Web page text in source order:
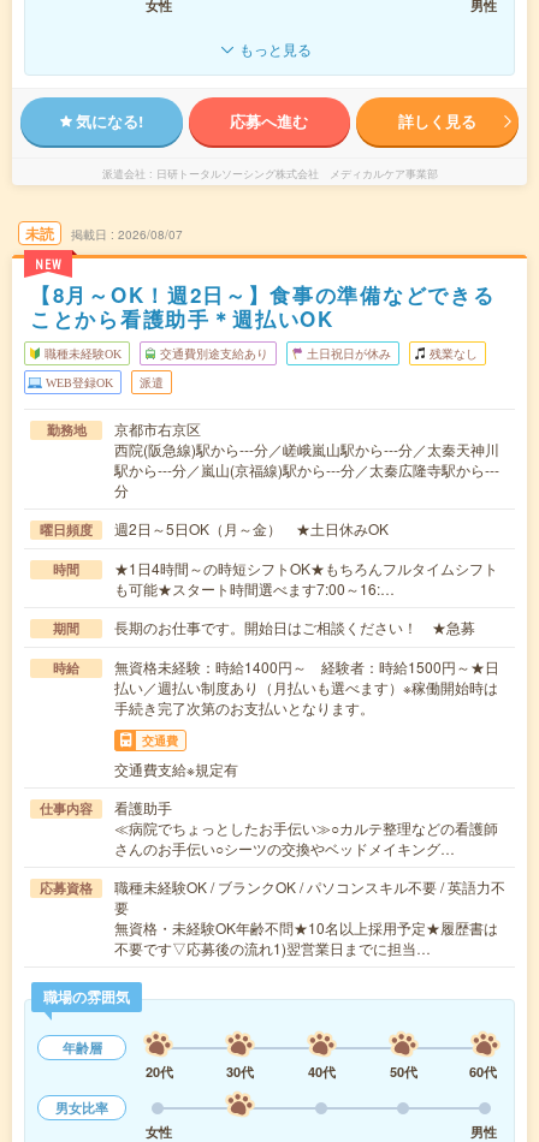
女性 男性
もっと見る
気になる! 応募へ進む 詳しく見る
派遣会社 日研トータルソーシング株式会社 メディカルケア事業部
未読
NEW
掲載日 2026/08/07
【8月～OK！週2日～】食事の準備などできる
ことから看護助手＊週払いOK
職種未経験OK 交通費別途支給あり 土日祝日が休み 残業なし
WEB登録OK 派遣
勤務地
京都市右京区
西院(阪急線)駅から---分／嵯峨嵐山駅から---分／太秦天神川
駅から---分／嵐山(京福線)駅から---分／太秦広隆寺駅から---
分
曜日頻度 週2日～5日OK（月～金） ★土日休みOK
時間
★1日4時間～の時短シフトOK★もちろんフルタイムシフト
も可能★スタート時間選べます7:00～16:…
期間 長期のお仕事です。開始日はご相談ください！ ★急募
時給
無資格未経験：時給1400円～ 経験者：時給1500円～★日
払い／週払い制度あり（月払いも選べます）※稼働開始時は
手続き完了次第のお支払いとなります。
交通費
交通費支給※規定有
仕事内容
看護助手
≪病院でちょっとしたお手伝い≫○カルテ整理などの看護師
さんのお手伝い○シーツの交換やベッドメイキング…
応募資格
職種未経験OK / ブランクOK / パソコンスキル不要 / 英語力不
要
無資格・未経験OK年齢不問★10名以上採用予定★履歴書は
不要です▽応募後の流れ1)翌営業日までに担当…
職場の雰囲気
年齢層
20代
30代 40代 50代
60代
男女比率
女性
男性